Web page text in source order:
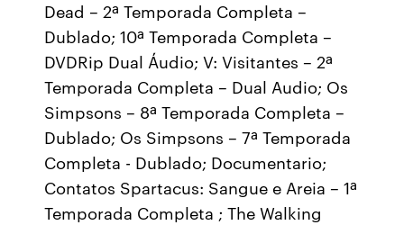
Dead – 2ª Temporada Completa –
Dublado; 10ª Temporada Completa –
DVDRip Dual Áudio; V: Visitantes – 2ª
Temporada Completa – Dual Audio; Os
Simpsons – 8ª Temporada Completa –
Dublado; Os Simpsons – 7ª Temporada
Completa - Dublado; Documentario;
Contatos Spartacus: Sangue e Areia – 1ª
Temporada Completa ; The Walking